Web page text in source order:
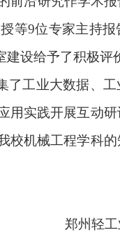
等9位专家主持
设给予了积极评
了工业大数据、
实践开展互动研
校机械工程学科
郑州轻